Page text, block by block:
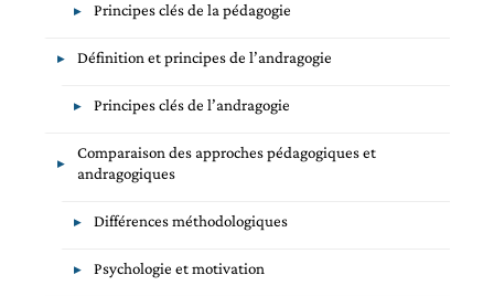
Principes clés de la pédagogie
Définition et principes de l’andragogie
Principes clés de l’andragogie
Comparaison des approches pédagogiques et
andragogiques
Différences méthodologiques
Psychologie et motivation